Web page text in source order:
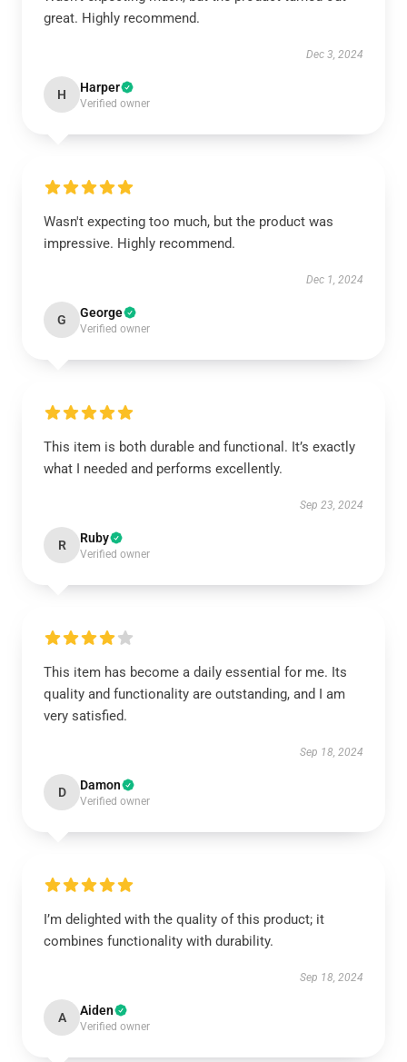
great. Highly recommend.
Dec 3, 2024
H Harper
Verified owner
Wasn't expecting too much, but the product was
impressive. Highly recommend.
Dec 1, 2024
G George
Verified owner
This item is both durable and functional. It’s exactly
what I needed and performs excellently.
Sep 23, 2024
R Ruby
Verified owner
This item has become a daily essential for me. Its
quality and functionality are outstanding, and I am
very satisfied.
Sep 18, 2024
D Damon
Verified owner
I’m delighted with the quality of this product; it
combines functionality with durability.
Sep 18, 2024
A Aiden
Verified owner